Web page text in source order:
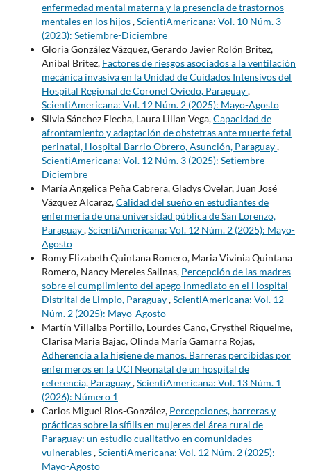
enfermedad mental materna y la presencia de trastornos
mentales en los hijos,ScientiAmericana: Vol. 10 Núm. 3
(2023): Setiembre-Diciembre
Gloria González Vázquez, Gerardo Javier Rolón Britez,
Anibal Britez, Factores de riesgos asociados a la ventilación
mecánica invasiva en la Unidad de Cuidados Intensivos del
Hospital Regional de Coronel Oviedo, Paraguay,
ScientiAmericana: Vol. 12 Núm. 2 (2025): Mayo-Agosto
Silvia Sánchez Flecha, Laura Lilian Vega,Capacidad de
afrontamiento y adaptación de obstetras ante muerte fetal
perinatal, Hospital Barrio Obrero, Asunción, Paraguay,
ScientiAmericana: Vol. 12 Núm. 3 (2025): Setiembre-
Diciembre
María Angelica Peña Cabrera, Gladys Ovelar, Juan José
Vázquez Alcaraz,Calidad del sueño en estudiantes de
enfermería de una universidad pública de San Lorenzo,
Paraguay,ScientiAmericana: Vol. 12 Núm. 2 (2025): Mayo-
Agosto
Romy Elizabeth Quintana Romero, Maria Vivinia Quintana
Romero, Nancy Mereles Salinas, Percepción de las madres
sobre el cumplimiento del apego inmediato en el Hospital
Distrital de Limpio, Paraguay,ScientiAmericana: Vol. 12
Núm. 2 (2025): Mayo-Agosto
Martín Villalba Portillo, Lourdes Cano, Crysthel Riquelme,
Clarisa Maria Bajac, Olinda María Gamarra Rojas,
Adherencia a la higiene de manos. Barreras percibidas por
enfermeros en la UCI Neonatal de un hospital de
referencia, Paraguay,ScientiAmericana: Vol. 13 Núm. 1
(2026): Número 1
Carlos Miguel Rios-González, Percepciones, barreras y
prácticas sobre la sífilis en mujeres del área rural de
Paraguay: un estudio cualitativo en comunidades
vulnerables,ScientiAmericana: Vol. 12 Núm. 2 (2025):
Mayo-Agosto